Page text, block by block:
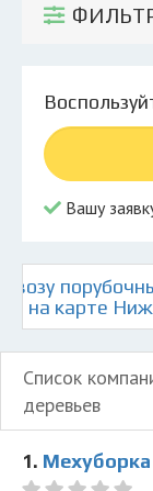
Личный
Вашу
на карте
Список
деревьев
1. Мехуборка